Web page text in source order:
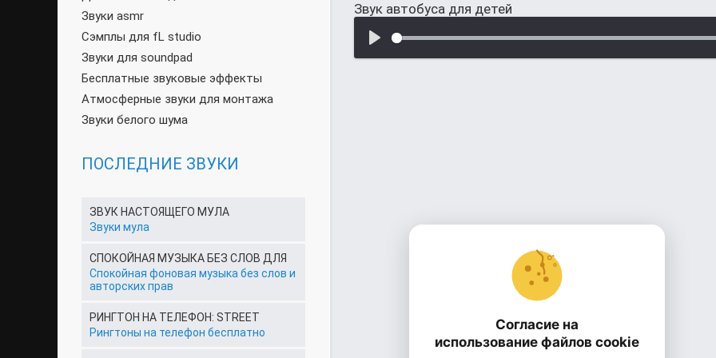
Звук автобуса для детей
Звуки asmr
Сэмплы для fL studio
Звуки для soundpad
Бесплатные звуковые эффекты
Атмосферные звуки для монтажа
Звуки белого шума
ПОСЛЕДНИЕ ЗВУКИ
ЗВУК НАСТОЯЩЕГО МУЛА
Звуки мула
СПОКОЙНАЯ МУЗЫКА БЕЗ СЛОВ ДЛЯ
Спокойная фоновая музыка без слов и
авторских прав
РИНГТОН НА ТЕЛЕФОН: STREET
Рингтоны на телефон бесплатно
Согласие на
использование файлов cookie